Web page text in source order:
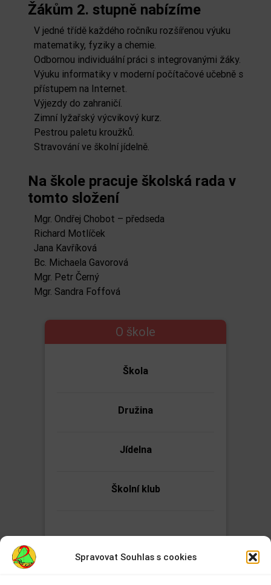
Spravovat Souhlas s cookies
Žákům 2. stupně nabízíme
V jedné třídě každého ročníku rozšířenou výuku
matematiky, fyziky a chemie.
Odbornou individuální práci s integrovanými žáky.
Výuku informatiky v moderní počítačové učebně s
přístupem na Internet.
Výjezdy do zahraničí.
Zimní lyžařský výcvikový kurz.
Pestrou paletu kroužků.
Stravování ve školní jídelně.
Na škole pracuje školská rada v
tomto složení
Mgr. Ondřej Chobot – předseda
Richard Motlíček
Jana Kavříková
Bc. Michaela Gavorová
Mgr. Petr Černý
Mgr. Sandra Foffová
O škole
Škola
Družina
Jídelna
Školní klub